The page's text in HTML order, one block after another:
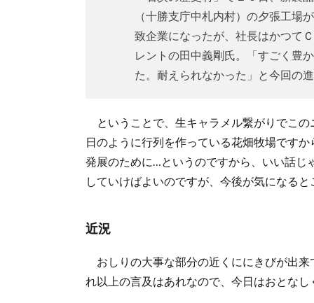
（十勝支庁中札内村）の夕張工場
致企業になったが、社長はかつて
レントの田中義剛氏。「すごく豊
た。耐えられなかった」と今回の
ということで、生キャラメル繋がりでこ
日のように行列を作っている花畑牧場です
発展のために…というのですから、いい話じ
していけばよいのですが、今後が気になると
近況
おしりの大事な部分の近くににきびが出
れ以上の言及はあれなので、今日はおとな